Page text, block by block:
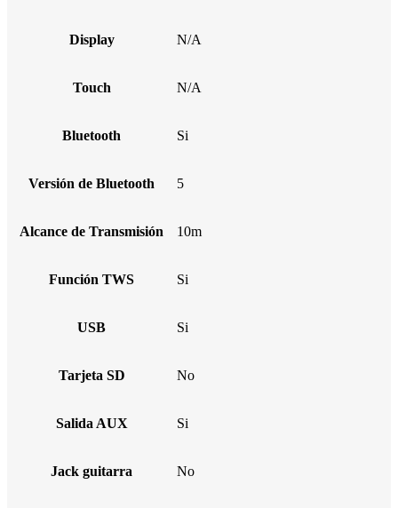
Display N/A
Touch N/A
Bluetooth Si
Versión de Bluetooth 5
Alcance de Transmisión 10m
Función TWS Si
USB Si
Tarjeta SD No
Salida AUX Si
Jack guitarra No